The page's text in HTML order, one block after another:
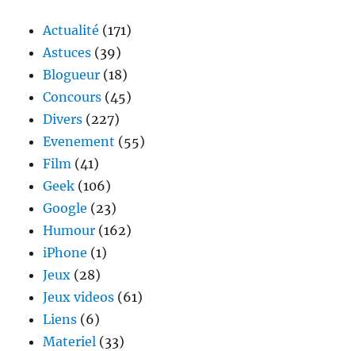
Actualité (171)
Astuces (39)
Blogueur (18)
Concours (45)
Divers (227)
Evenement (55)
Film (41)
Geek (106)
Google (23)
Humour (162)
iPhone (1)
Jeux (28)
Jeux videos (61)
Liens (6)
Materiel (33)